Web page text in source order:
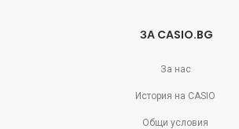
ЗА CASIO.BG
За нас
История на CASIO
Общи условия